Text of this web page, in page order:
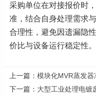
采购单位在对接报价时
准，结合自身处理需求
合理性，避免因遗漏隐
价比与设备运行稳定性。
上一篇： 模块化MVR蒸发
下一篇： 大型工业处理电镀